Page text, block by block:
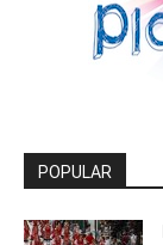
POPULAR